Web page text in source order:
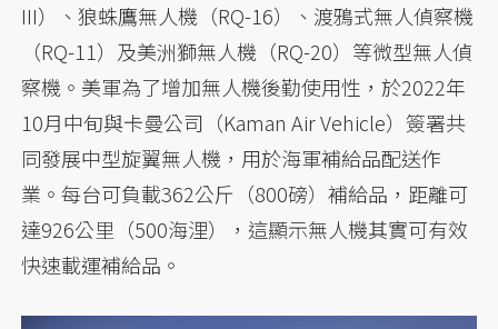
III）、狼蛛鷹無人機（RQ-16）、渡鴉式無人偵察機
（RQ-11）及美洲獅無人機（RQ-20）等微型無人偵
察機。美軍為了增加無人機後勤使用性，於2022年
10月中旬與卡曼公司（Kaman Air Vehicle）簽署共
同發展中型旋翼無人機，用於海軍補給品配送作
業。每台可負載362公斤（800磅）補給品，距離可
達926公里（500海浬），這顯示無人機其實可有效
快速載運補給品。